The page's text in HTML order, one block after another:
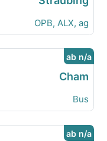
OPB, ALX, ag
ab n/a
Cham
Bus
ab n/a